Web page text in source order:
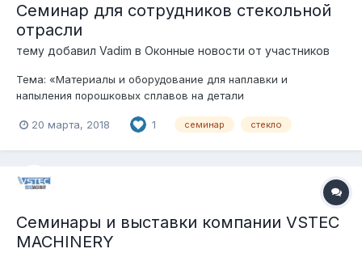
Семинар для сотрудников стекольной
отрасли
тему добавил Vadim в Оконные новости от участников
Тема: «Материалы и оборудование для наплавки и
напыления порошковых сплавов на детали
увеличения ресурса работы оборудования составных цехов
20 марта, 2018 1 семинар стекло
Семинары и выставки компании VSTEC
MACHINERY